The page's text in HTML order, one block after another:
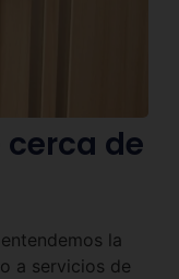
de
la
a servicios de